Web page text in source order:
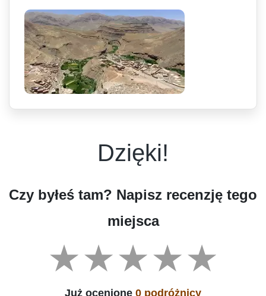
Dzięki!
Czy byłeś tam? Napisz recenzję tego
miejsca
Już ocenione 0 podróżnicy